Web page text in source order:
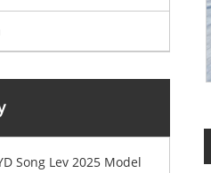
Song Lev 2025 Model